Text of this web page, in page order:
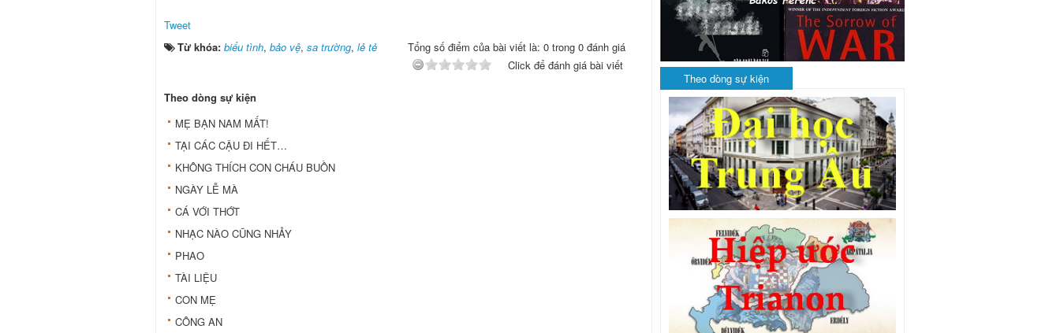
Tweet
Từ khóa: biểu tình, bảo vệ, sa trường, lẻ tẻ
Tổng số điểm của bài viết là: 0 trong 0 đánh giá
Click để đánh giá bài viết
Theo dòng sự kiện
MẸ BẠN NAM MẤT!
TẠI CÁC CẬU ĐI HẾT…
KHÔNG THÍCH CON CHÁU BUỒN
NGÀY LỄ MÀ
CÁ VỚI THỚT
NHẠC NÀO CŨNG NHẢY
PHAO
TÀI LIỆU
CON MẸ
CÔNG AN
Theo dòng sự kiện